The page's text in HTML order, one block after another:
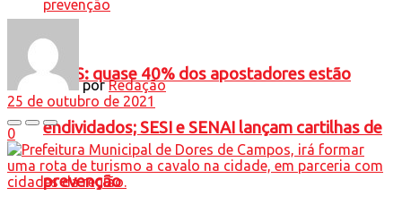
BETS: quase 40% dos apostadores estão
endividados; SESI e SENAI lançam cartilhas de
prevenção
por Redação
25 de outubro de 2021
0